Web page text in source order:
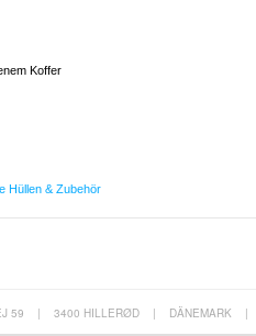
Koffer
Hüllen & Zubehör
59 | 3400 HILLERØD | DÄNEMARK |